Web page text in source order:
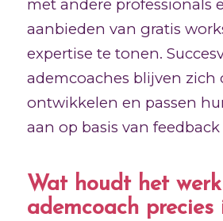
met andere professionals
aanbieden van gratis
expertise te tonen.
ademcoaches blijven zich
ontwikkelen en passen
aan op basis van
Wat houdt het
ademcoach precies